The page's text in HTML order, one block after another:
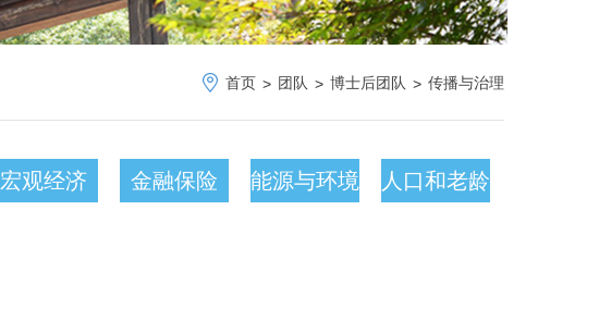
首页 > 团队 > 博士后团队 > 传播与治理
宏观经济 金融保险
能源与环境
人口和老龄